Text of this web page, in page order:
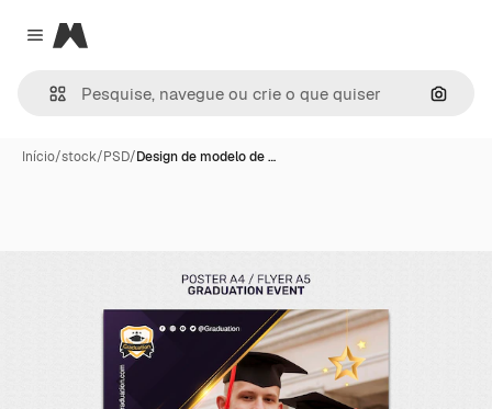
Close menu
Magnific
Início/stock/PSD/Design de modelo de …